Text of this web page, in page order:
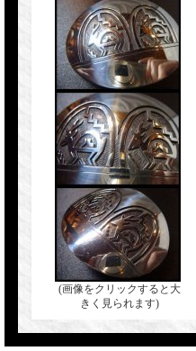
(画像をクリックすると大
きく見られます)